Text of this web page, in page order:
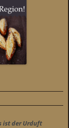
ist der Urduft